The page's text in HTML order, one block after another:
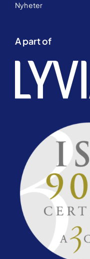
Nyheter
A part of